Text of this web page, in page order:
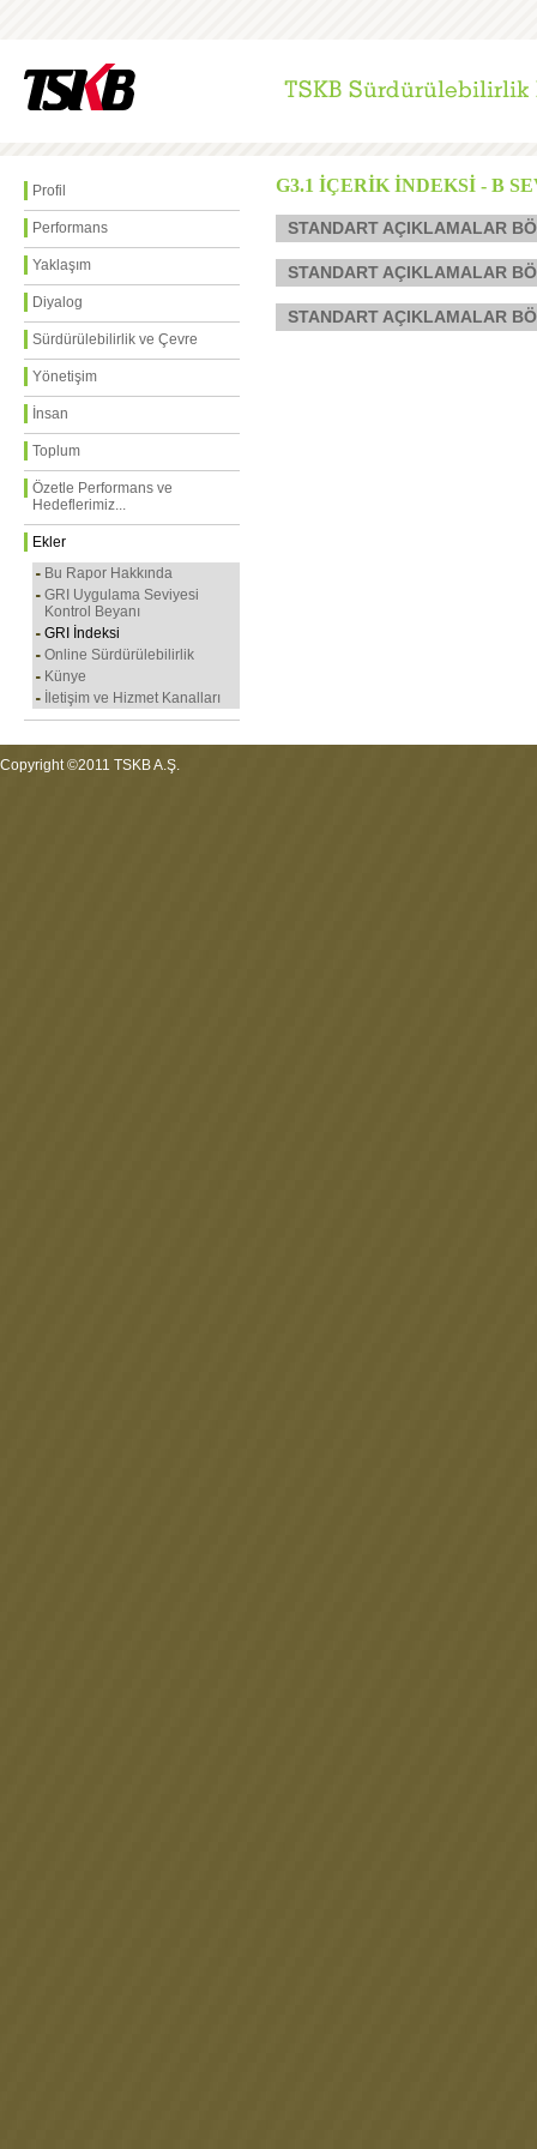
Profil
Performans
Yaklaşım
Diyalog
Sürdürülebilirlik ve Çevre
Yönetişim
İnsan
Toplum
Özetle Performans ve
Hedeflerimiz...
Ekler
Bu Rapor Hakkında
GRI Uygulama Seviyesi
Kontrol Beyanı
GRI İndeksi
Online Sürdürülebilirlik
Künye
İletişim ve Hizmet Kanalları
G3.1 İÇERİK İNDEKSİ - B
STANDART AÇIKLAMALAR
STANDART AÇIKLAMALAR
STANDART AÇIKLAMALAR
Copyright ©2011 TSKB A.Ş.